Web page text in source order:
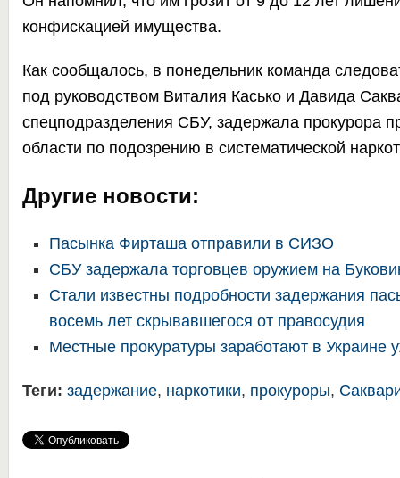
конфискацией имущества.
Как сообщалось, в понедельник команда
под руководством Виталия Касько и Давида
спецподразделения СБУ, задержала прокурора
области по подозрению в систематической
Другие новости:
Пасынка Фирташа отправили в СИЗО
СБУ задержала торговцев оружием на
Стали известны подробности задержания
восемь лет скрывавшегося от правосудия
Местные прокуратуры заработают в Украине
Теги: задержание, наркотики, прокуроры,